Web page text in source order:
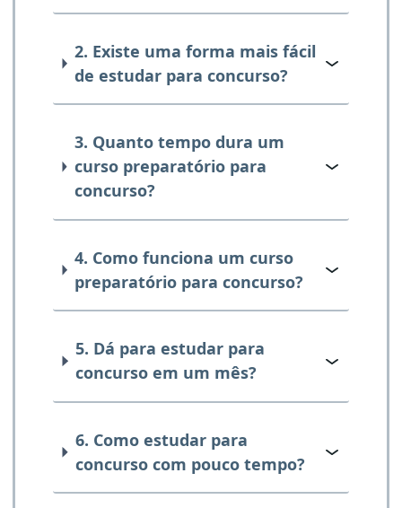
2. Existe uma forma mais fácil
de estudar para concurso?
3. Quanto tempo dura um
curso preparatório para
concurso?
4. Como funciona um curso
preparatório para concurso?
5. Dá para estudar para
concurso em um mês?
6. Como estudar para
concurso com pouco tempo?